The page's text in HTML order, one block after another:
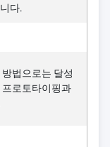
다.
법으로는 달성
로토타이핑과